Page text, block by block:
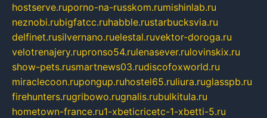
hostserve.ruporno-na-russkom.rumishinlab.ru
neznobi.rubigfatcc.ruhabble.rustarbucksvia.ru
delfinet.rusilvernano.ruelestal.ruvektor-doroga.ru
velotrenajery.rupronso54.rulenasever.rulovinskix.ru
show-pets.rusmartnews03.rudiscofoxworld.ru
miraclecoon.rupongup.ruhostel65.ruliura.ruglasspb.ru
firehunters.rugribowo.rugnalis.rubulkitula.ru
hometown-france.ru1-xbeticricetc-1-xbetti-5.ru